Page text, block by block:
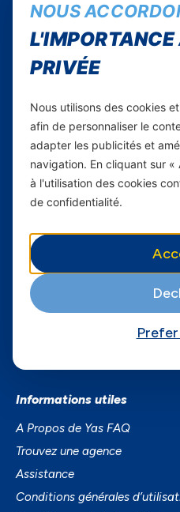
Instagram
Facebook
Twitter
Yas Sénégal
Carrières
Services
Services Mobiles
SmartPhones
Informations utiles
A Propos de Yas FAQ
Trouvez une agence
Assistance
Conditions générales
NOUS
PRIVÉE
Nous utilisons des cookies
afin de personnaliser le
adapter les publicités et
navigation. En cliquant sur
à l'utilisation des cookies
de confidentialité.